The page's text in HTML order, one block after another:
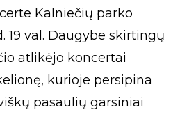
Kalniečių parko
19 val. Daugybe skirtingų
atlikėjo koncertai
kurioje persipina
pasaulių garsiniai